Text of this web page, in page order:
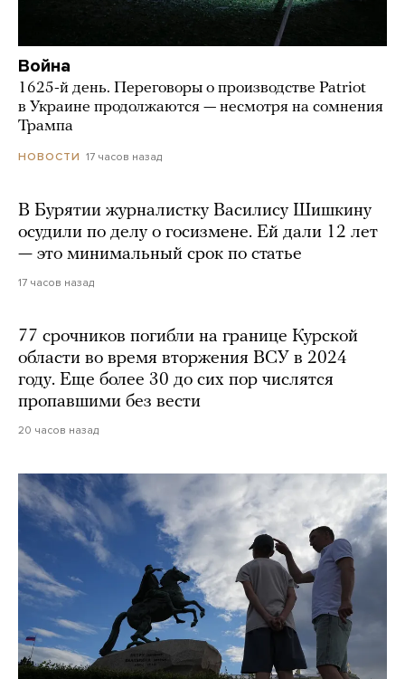
Война
1625-й день. Переговоры о производстве Patriot
в Украине продолжаются — несмотря на сомнения
Трампа
НОВОСТИ 17 часов назад
В Бурятии журналистку Василису Шишкину
осудили по делу о госизмене. Ей дали 12 лет
— это минимальный срок по статье
17 часов назад
77 срочников погибли на границе Курской
области во время вторжения ВСУ в 2024
году. Еще более 30 до сих пор числятся
пропавшими без вести
20 часов назад